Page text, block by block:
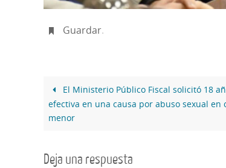
Guardar.
El Ministerio Público Fiscal solicitó 18
efectiva en una causa por abuso sexual en
menor
Deja una respuesta